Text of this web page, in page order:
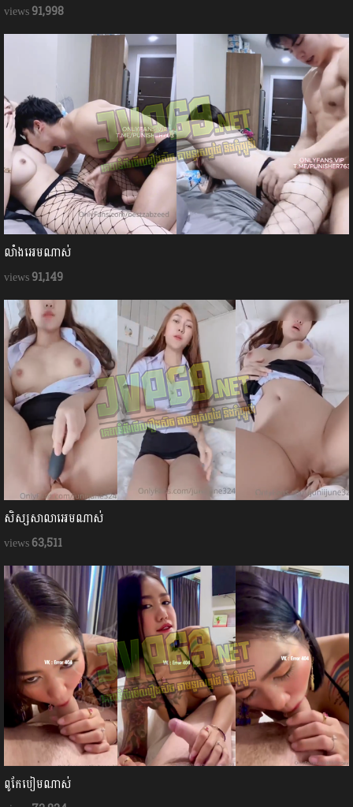
91,998
លាំងអេមណាស់
91,149
សិស្សសាលាអេមណាស់
63,511
ពូកែបៀមណាស់